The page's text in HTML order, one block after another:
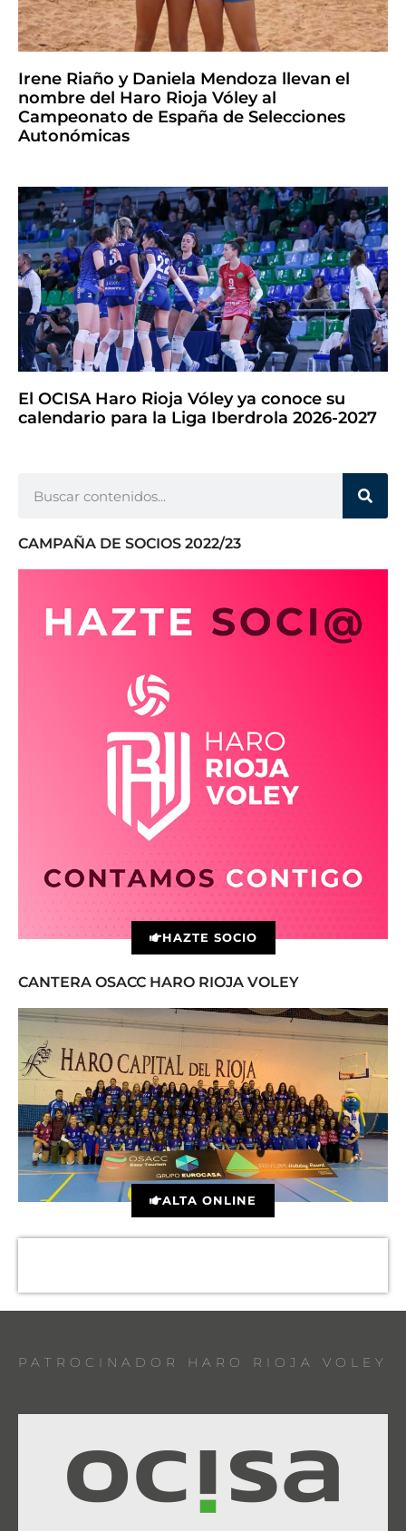
Irene Riaño y Daniela Mendoza llevan el
nombre del Haro Rioja Vóley al
Campeonato de España de Selecciones
Autonómicas
El OCISA Haro Rioja Vóley ya conoce su
calendario para la Liga Iberdrola 2026-2027
CAMPAÑA DE SOCIOS 2022/23
HAZTE SOCIO
CANTERA OSACC HARO RIOJA VOLEY
ALTA ONLINE
PATROCINADOR HARO RIOJA VOLEY